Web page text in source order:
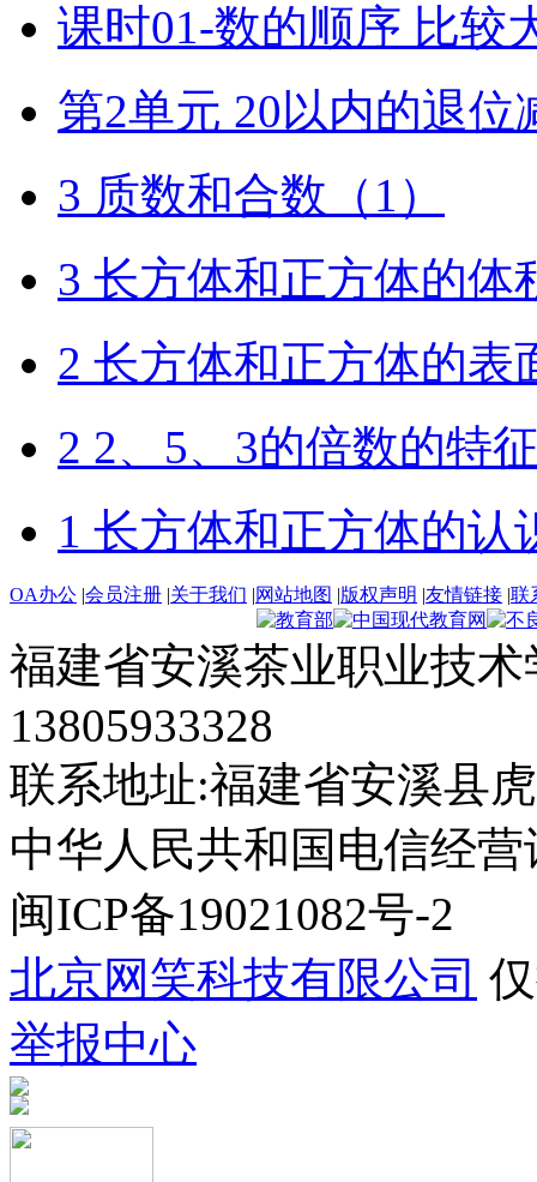
课时01-数的顺序 比较
第2单元 20以内的退位
3 质数和合数（1）
3 长方体和正方体的体
2 长方体和正方体的表
2 2、5、3的倍数的特
1 长方体和正方体的认
OA办公 |会员注册 |关于我们 |网站地图 |版权声明 |友情链接 |联
福建省安溪茶业职业技
13805933328
联系地址:福建省安溪县
中华人民共和国电信经营
闽ICP备19021082号-2
北京网笑科技有限公司
举报中心